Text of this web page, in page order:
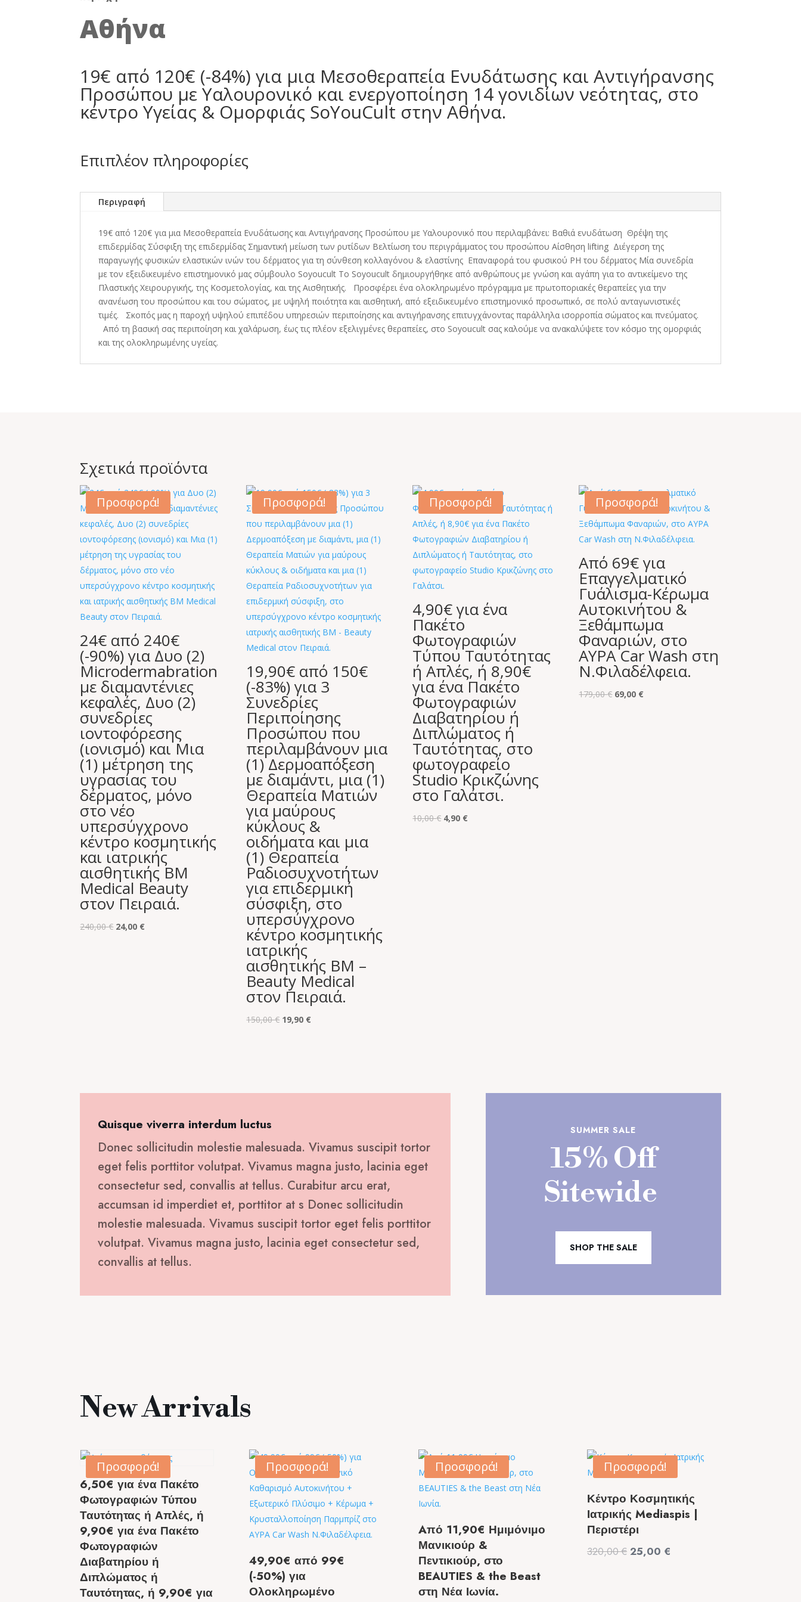
Αθήνα
19€ από 120€ (-84%) για μια Μεσοθεραπεία Ενυδάτωσης και Αντιγήρανσης
Προσώπου με Υαλουρονικό και ενεργοποίηση 14 γονιδίων νεότητας, στο
κέντρο Υγείας & Ομορφιάς SoYouCult στην Αθήνα.
Επιπλέον πληροφορίες
Περιγραφή
19€ από 120€ για μια Μεσοθεραπεία Ενυδάτωσης και Αντιγήρανσης Προσώπου με Υαλουρονικό που περιλαμβάνει: Βαθιά ενυδάτωση Θρέψη της
επιδερμίδας Σύσφιξη της επιδερμίδας Σημαντική μείωση των ρυτίδων Βελτίωση του περιγράμματος του προσώπου Αίσθηση lifting Διέγερση της
παραγωγής φυσικών ελαστικών ινών του δέρματος για τη σύνθεση κολλαγόνου & ελαστίνης Επαναφορά του φυσικού PH του δέρματος Μία συνεδρία
με τον εξειδικευμένο επιστημονικό μας σύμβουλο Soyoucult Το Soyoucult δημιουργήθηκε από ανθρώπους με γνώση και αγάπη για το αντικείμενο της
Πλαστικής Χειρουργικής, της Κοσμετολογίας, και της Αισθητικής. Προσφέρει ένα ολοκληρωμένο πρόγραμμα με πρωτοποριακές θεραπείες για την
ανανέωση του προσώπου και του σώματος, με υψηλή ποιότητα και αισθητική, από εξειδικευμένο επιστημονικό προσωπικό, σε πολύ ανταγωνιστικές
τιμές. Σκοπός μας η παροχή υψηλού επιπέδου υπηρεσιών περιποίησης και αντιγήρανσης επιτυγχάνοντας παράλληλα ισορροπία σώματος και πνεύματος.
Από τη βασική σας περιποίηση και χαλάρωση, έως τις πλέον εξελιγμένες θεραπείες, στo Soyoucult σας καλούμε να ανακαλύψετε τον κόσμο της ομορφιάς
και της ολοκληρωμένης υγείας.
Σχετικά προϊόντα
Προσφορά!
24€ από 240€
(-90%) για Δυο (2)
Microdermabration
με διαμαντένιες
κεφαλές, Δυο (2)
συνεδρίες
ιοντοφόρεσης
(ιονισμό) και Μια
(1) μέτρηση της
υγρασίας του
δέρματος, μόνο
στο νέο
υπερσύγχρονο
κέντρο κοσμητικής
και ιατρικής
αισθητικής BM
Medical Beauty
στον Πειραιά.
240,00€ Original
24,00 €
Προσφορά!
19,90€ από 150€
(-83%) για 3
Συνεδρίες
Περιποίησης
Προσώπου που
περιλαμβάνουν μια
(1) Δερμοαπόξεση
με διαμάντι, μια (1)
Θεραπεία Ματιών
για μαύρους
κύκλους &
οιδήματα και μια
(1) Θεραπεία
Ραδιοσυχνοτήτων
για επιδερμική
σύσφιξη, στο
υπερσύγχρονο
κέντρο κοσμητικής
ιατρικής
αισθητικής BM –
Beauty Medical
στον Πειραιά.
150,00€ Original
19,90 €
Προσφορά!
4,90€ για ένα
Πακέτο
Φωτογραφιών
Τύπου Ταυτότητας
ή Απλές, ή 8,90€
για ένα Πακέτο
Φωτογραφιών
Διαβατηρίου ή
Διπλώματος ή
Ταυτότητας, στο
φωτογραφείο
Studio Κρικζώνης
στο Γαλάτσι.
10,00€ Original
4,90 €
Προσφορά!
Από 69€ για
Eπαγγελματικό
Γυάλισμα-Κέρωμα
Αυτοκινήτου &
Ξεθάμπωμα
Φαναριών, στο
ΑΥΡΑ Car Wash στη
Ν.Φιλαδέλφεια.
179,00€ Original
69,00 €
Quisque viverra interdum luctus
Donec sollicitudin molestie malesuada. Vivamus suscipit tortor
eget felis porttitor volutpat. Vivamus magna justo, lacinia eget
consectetur sed, convallis at tellus. Curabitur arcu erat,
accumsan id imperdiet et, porttitor at s Donec sollicitudin
molestie malesuada. Vivamus suscipit tortor eget felis porttitor
volutpat. Vivamus magna justo, lacinia eget consectetur sed,
convallis at tellus.
SUMMER SALE
15% Off
Sitewide
SHOP THE SALE
New Arrivals
Προσφορά!
6,50€ για ένα Πακέτο
Φωτογραφιών Τύπου
Ταυτότητας ή Απλές, ή
9,90€ για ένα Πακέτο
Φωτογραφιών
Διαβατηρίου ή
Διπλώματος ή
Ταυτότητας, ή 9,90€ για
Προσφορά!
49,90€ από 99€
(-50%) για
Ολοκληρωμένο
Προσφορά!
Aπό 11,90€ Ημιμόνιμο
Μανικιούρ &
Πεντικιούρ, στο
BEAUTIES & the Beast
στη Νέα Ιωνία.
Προσφορά!
Κέντρο Κοσμητικής
Ιατρικής Mediaspis |
Περιστέρι
320,00€ Original
25,00 €